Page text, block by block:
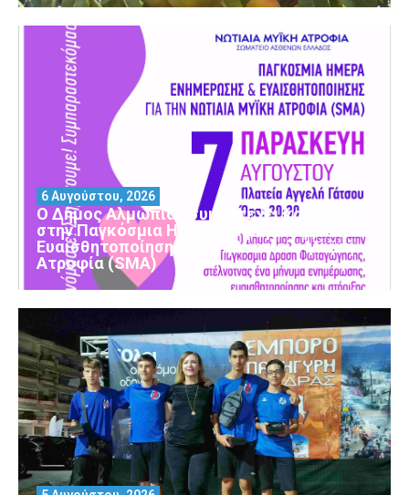
Ο Δήμος Αλμωπίας συμμετέχει και φέτος
στην Παγκόσμια Ημέρα Ενημέρωσης και
Ευαισθητοποίησης για τη Νωτιαία Μυϊκή
Ατροφία (SMA)
6 Αυγούστου, 2026